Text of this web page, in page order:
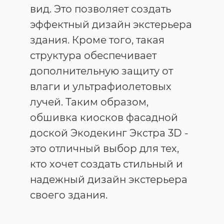
вид. Это позволяет создать
эффектный дизайн экстерьера
здания. Кроме того, такая
структура обеспечивает
дополнительную защиту от
влаги и ультрафиолетовых
лучей. Таким образом,
обшивка киосков фасадной
доской Экодекинг Экстра 3D -
это отличный выбор для тех,
кто хочет создать стильный и
надежный дизайн экстерьера
своего здания.